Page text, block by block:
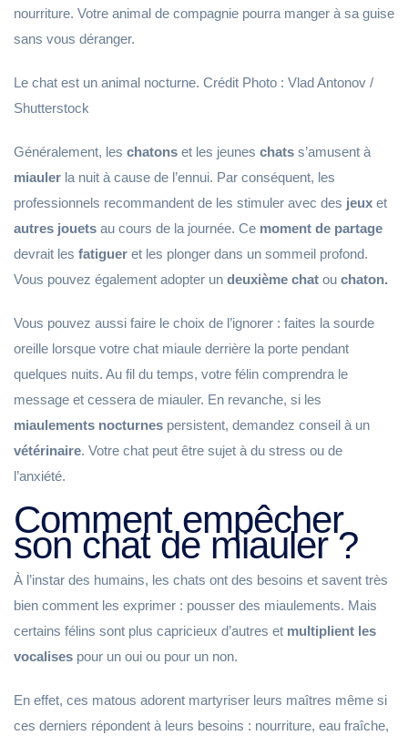
nourriture. Votre animal de compagnie pourra manger à sa guise
sans vous déranger.
Le chat est un animal nocturne. Crédit Photo : Vlad Antonov /
Shutterstock
Généralement, les chatons et les jeunes chats s’amusent à
miauler la nuit à cause de l’ennui. Par conséquent, les
professionnels recommandent de les stimuler avec des jeux et
autres jouets au cours de la journée. Ce moment de partage
devrait les fatiguer et les plonger dans un sommeil profond.
Vous pouvez également adopter un deuxième chat ou chaton.
Vous pouvez aussi faire le choix de l’ignorer : faites la sourde
oreille lorsque votre chat miaule derrière la porte pendant
quelques nuits. Au fil du temps, votre félin comprendra le
message et cessera de miauler. En revanche, si les
miaulements nocturnes persistent, demandez conseil à un
vétérinaire. Votre chat peut être sujet à du stress ou de
l’anxiété.
Comment empêcher
son chat de miauler ?
À l’instar des humains, les chats ont des besoins et savent très
bien comment les exprimer : pousser des miaulements. Mais
certains félins sont plus capricieux d’autres et multiplient les
vocalises pour un oui ou pour un non.
En effet, ces matous adorent martyriser leurs maîtres même si
ces derniers répondent à leurs besoins : nourriture, eau fraîche,